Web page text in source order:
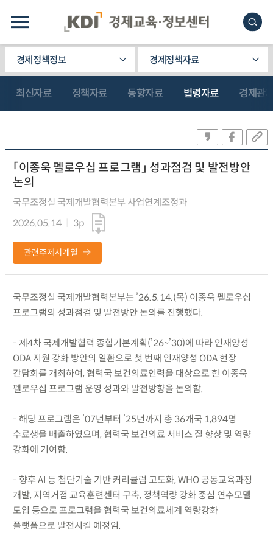
경제정책정보 경제정책자료
최신자료 정책자료 동향자료 법령자료 경제관
「이종욱 펠로우십 프로그램」 성과점검 및 발전방안
논의
국무조정실 국제개발협력본부 사업연계조정과
2026.05.14
3p
관련주제시계열
국무조정실 국제개발협력본부는 ’26.5.14.(목) 이종욱 펠로우십
프로그램의 성과점검 및 발전방안 논의를 진행했다.
- 제4차 국제개발협력 종합기본계획(’26~’30)에 따라 인재양성
ODA 지원 강화 방안의 일환으로 첫 번째 인재양성 ODA 현장
간담회를 개최하여, 협력국 보건의료인력을 대상으로 한 이종욱
펠로우십 프로그램 운영 성과와 발전방향을 논의함.
- 해당 프로그램은 ’07년부터 ’25년까지 총 36개국 1,894명
수료생을 배출하였으며, 협력국 보건의료 서비스 질 향상 및 역량
강화에 기여함.
- 향후 AI 등 첨단기술 기반 커리큘럼 고도화, WHO 공동교육과정
개발, 지역거점 교육훈련센터 구축, 정책역량 강화 중심 연수모델
도입 등으로 프로그램을 협력국 보건의료체계 역량강화
플랫폼으로 발전시킬 예정임.